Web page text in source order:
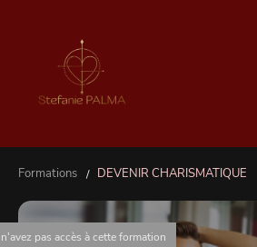
Formations / DEVENIR CHARISMATIQUE
pas accès à cette formation